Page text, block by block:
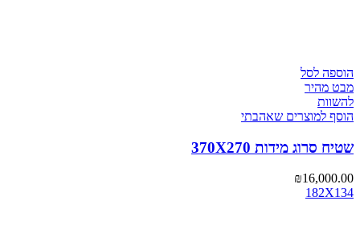
הוספה לסל
מבט מהיר
להשוות
הוסף למוצרים שאהבתי
שטיח סרוג מידות 370X270
₪16,000.00
182X134